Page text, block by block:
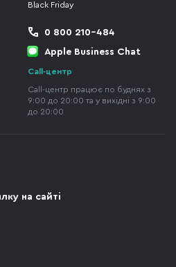
Black Friday
0 800 210-484
Apple Business Chat
Call-центр
Call-центр працює по буднях з
9:00 до 20:00 та у вихідні з 9:00
до 20:00
на сайті